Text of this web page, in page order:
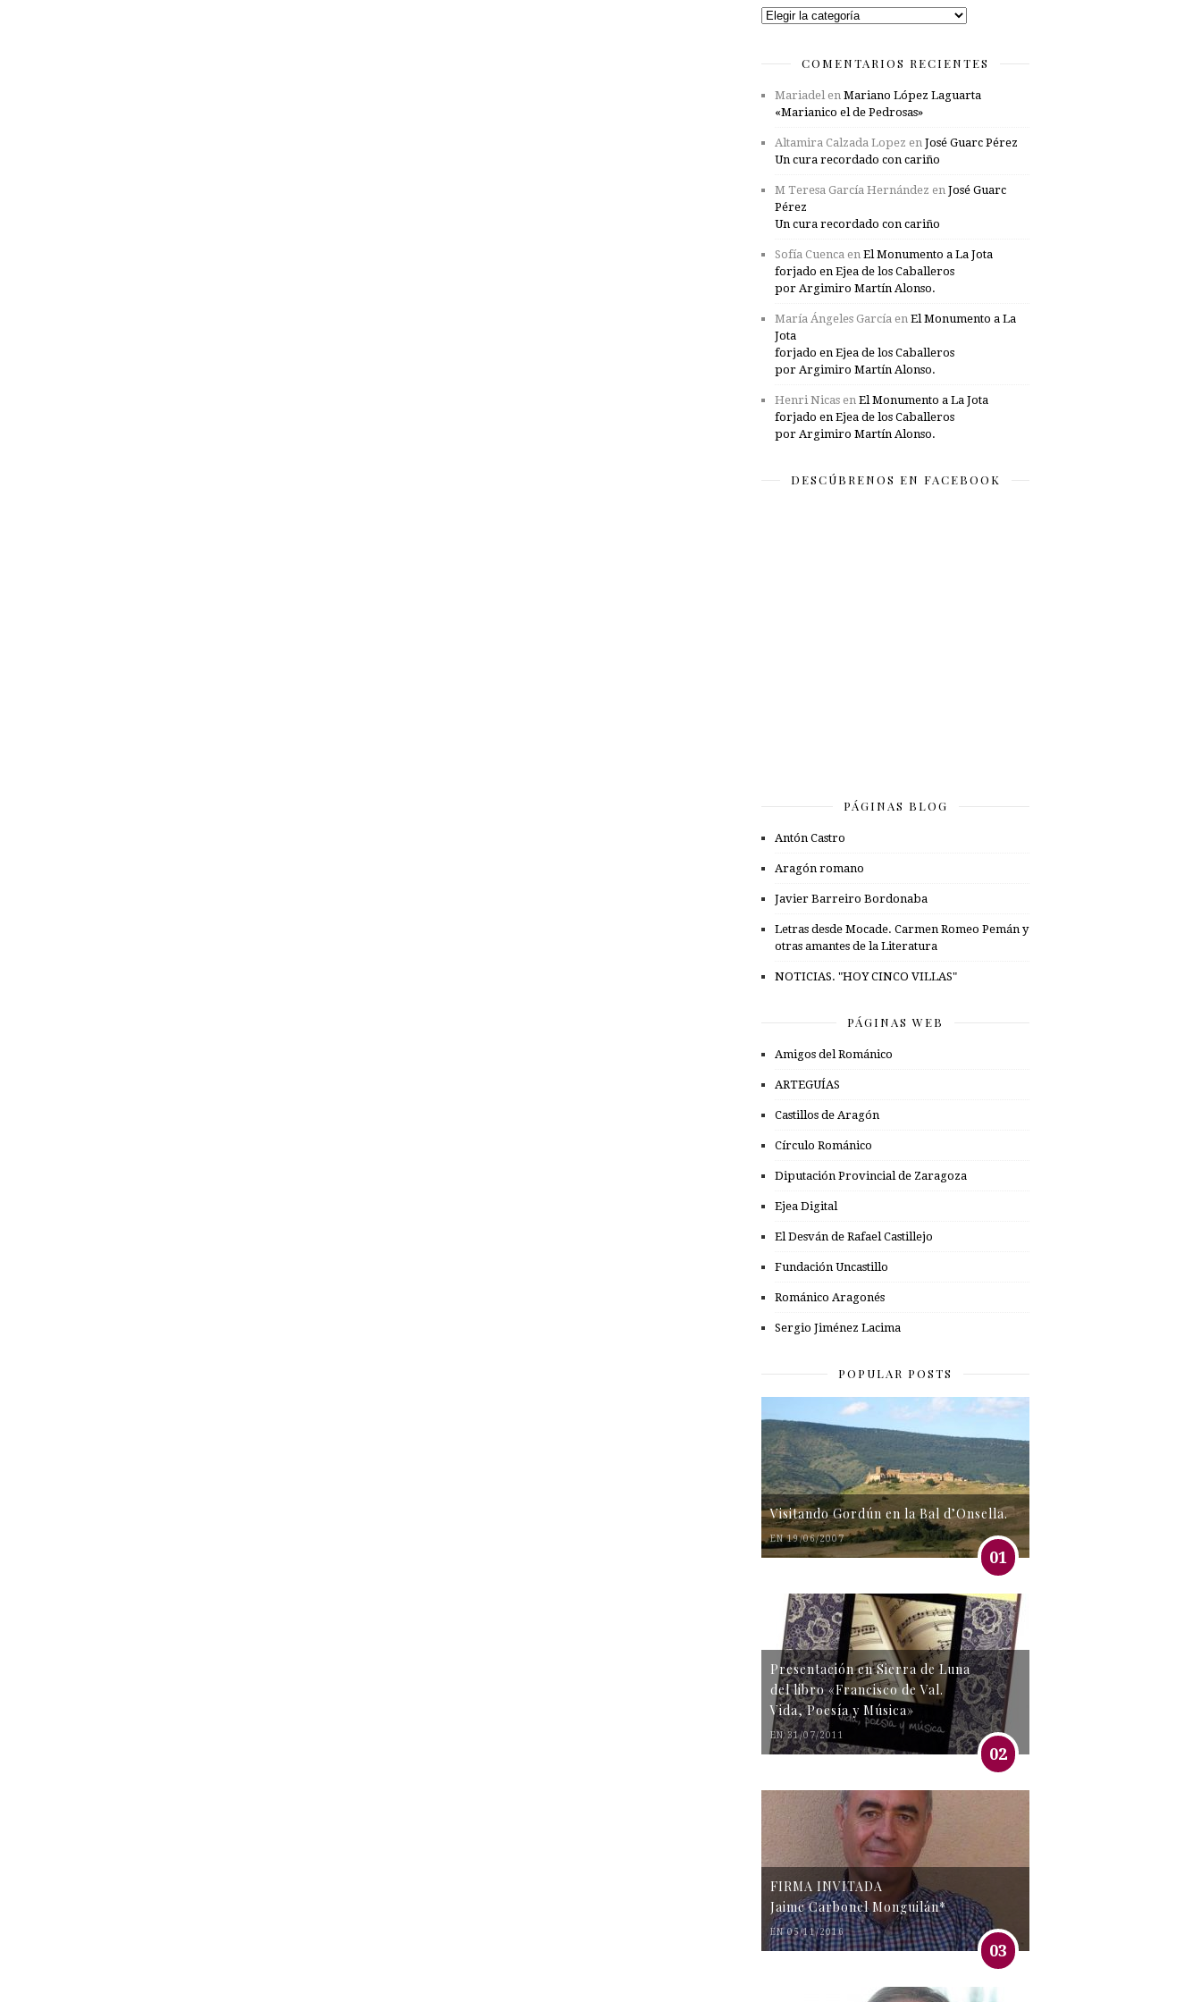
Categorías
COMENTARIOS RECIENTES
Mariadelen Mariano López Laguarta
«Marianico el de Pedrosas»
Altamira Calzada Lopez en José Guarc Pérez
Un cura recordado con cariño
M Teresa García Hernández en José Guarc
Pérez
Un cura recordado con cariño
Sofía Cuenca en El Monumento a La Jota
forjado en Ejea de los Caballeros
por Argimiro Martín Alonso.
María Ángeles García en El Monumento a La
Jota
forjado en Ejea de los Caballeros
por Argimiro Martín Alonso.
Henri Nicas en El Monumento a La Jota
forjado en Ejea de los Caballeros
por Argimiro Martín Alonso.
DESCÚBRENOS EN FACEBOOK
PÁGINAS BLOG
Antón Castro
Aragón romano
Javier Barreiro Bordonaba
Letras desde Mocade. Carmen Romeo Pemán y
otras amantes de la Literatura
NOTICIAS. "HOY CINCO VILLAS"
PÁGINAS WEB
Amigos del Románico
ARTEGUÍAS
Castillos de Aragón
Círculo Románico
Diputación Provincial de Zaragoza
Ejea Digital
El Desván de Rafael Castillejo
Fundación Uncastillo
Románico Aragonés
Sergio Jiménez Lacima
POPULAR POSTS
Visitando Gordún en la Bal d’Onsella.
EN 19/06/2007
01
Presentación en Sierra de Luna
del libro «Francisco de Val.
Vida, Poesía y Música»
EN 31/07/2011
02
FIRMA INVITADA
Jaime Carbonel Monguilán*
EN 05/11/2016
03